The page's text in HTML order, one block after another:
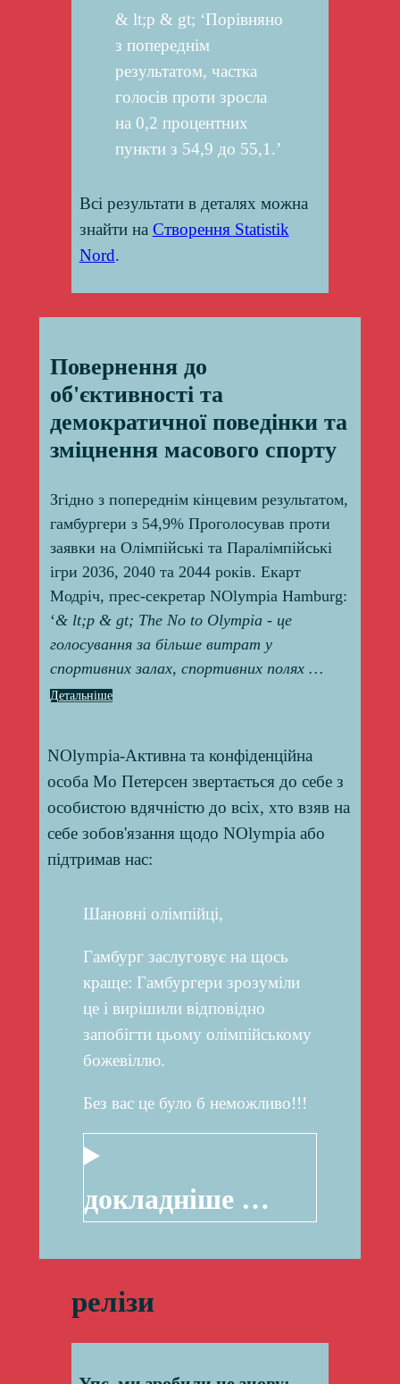
& lt;p & gt; ‘Порівняно
з попереднім
результатом, частка
голосів проти зросла
на 0,2 процентних
пункти з 54,9 до 55,1.’
Всі результати в деталях можна
знайти на Створення Statistik
Nord.
Повернення до
об'єктивності та
демократичної поведінки та
зміцнення масового спорту
Згідно з попереднім кінцевим результатом,
гамбургери з 54,9% Проголосував проти
заявки на Олімпійські та Паралімпійські
ігри 2036, 2040 та 2044 років. Екарт
Модріч, прес-секретар NOlympia Hamburg:
‘& lt;p & gt; The No to Olympia - це
голосування за більше витрат у
спортивних залах, спортивних полях …
Детальніше
NOlympia-Активна та конфіденційна
особа Мо Петерсен звертається до себе з
особистою вдячністю до всіх, хто взяв на
себе зобов'язання щодо NOlympia або
підтримав нас:
Шановні олімпійці,
Гамбург заслуговує на щось
краще: Гамбургери зрозуміли
це і вирішили відповідно
запобігти цьому олімпійському
божевіллю.
Без вас це було б неможливо!!!
докладніше …
релізи